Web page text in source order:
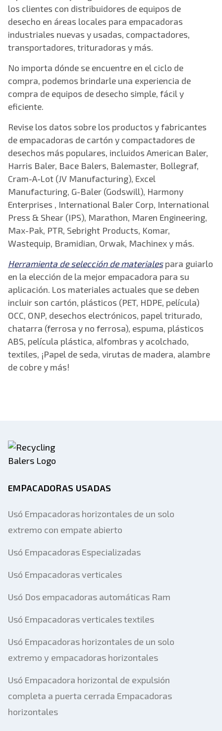
los clientes con distribuidores de equipos de
desecho en áreas locales para empacadoras
industriales nuevas y usadas, compactadores,
transportadores, trituradoras y más.
No importa dónde se encuentre en el ciclo de
compra, podemos brindarle una experiencia de
compra de equipos de desecho simple, fácil y
eficiente.
Revise los datos sobre los productos y fabricantes
de empacadoras de cartón y compactadores de
desechos más populares, incluidos American Baler,
Harris Baler, Bace Balers, Balemaster, Bollegraf,
Cram-A-Lot (JV Manufacturing), Excel
Manufacturing, G-Baler (Godswill), Harmony
Enterprises , International Baler Corp, International
Press & Shear (IPS), Marathon, Maren Engineering,
Max-Pak, PTR, Sebright Products, Komar,
Wastequip, Bramidian, Orwak, Machinex y más.
Herramienta de selección de materialespara guiarlo
en la elección de la mejor empacadora para su
aplicación. Los materiales actuales que se deben
incluir son cartón, plásticos (PET, HDPE, película)
OCC, ONP, desechos electrónicos, papel triturado,
chatarra (ferrosa y no ferrosa), espuma, plásticos
ABS, película plástica, alfombras y acolchado,
textiles, ¡Papel de seda, virutas de madera, alambre
de cobre y más!
EMPACADORAS USADAS
Usó Empacadoras horizontales de un solo
extremo con empate abierto
Usó Empacadoras Especializadas
Usó Empacadoras verticales
Usó Dos empacadoras automáticas Ram
Usó Empacadoras verticales textiles
Usó Empacadoras horizontales de un solo
extremo y empacadoras horizontales
Usó Empacadora horizontal de expulsión
completa a puerta cerrada Empacadoras
horizontales